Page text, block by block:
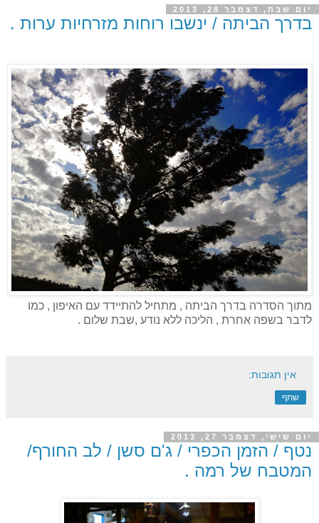
יום שבת, דצמבר 28, 2013
בדרך הביתה / ינשבו רוחות מזרחיות ערות .
מתוך הסדרה בדרך הביתה , מתחיל להתיידד עם האיפון , כמו
לדבר בשפה אחרת , הליכה ללא נודע ,שבת שלום .
אין תגובות:
שתף
יום שישי, דצמבר 27, 2013
נטף / הזמן הכפרי / ג'ם סשן / לב החורף/
המטבח של רמה .